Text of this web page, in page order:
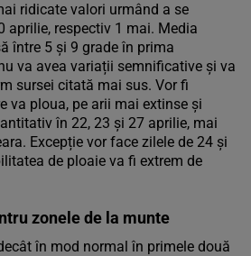
ridicate valori urmând a se
aprilie, respectiv 1 mai. Media
între 5 și 9 grade în prima
va avea variații semnificative și va
sursei citată mai sus. Vor fi
va ploua, pe arii mai extinse și
în 22, 23 și 27 aprilie, mai
Excepție vor face zilele de 24 și
de ploaie va fi extrem de
zonele de la munte
în mod normal în primele două